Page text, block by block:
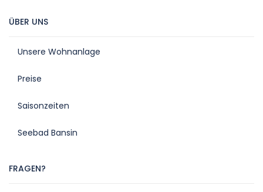
ÜBER UNS
Unsere Wohnanlage
Preise
Saisonzeiten
Seebad Bansin
FRAGEN?